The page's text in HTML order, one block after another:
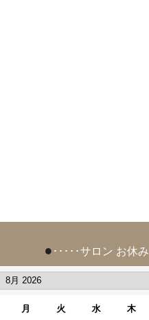
● ･････サロン お休み
月 火 水 木